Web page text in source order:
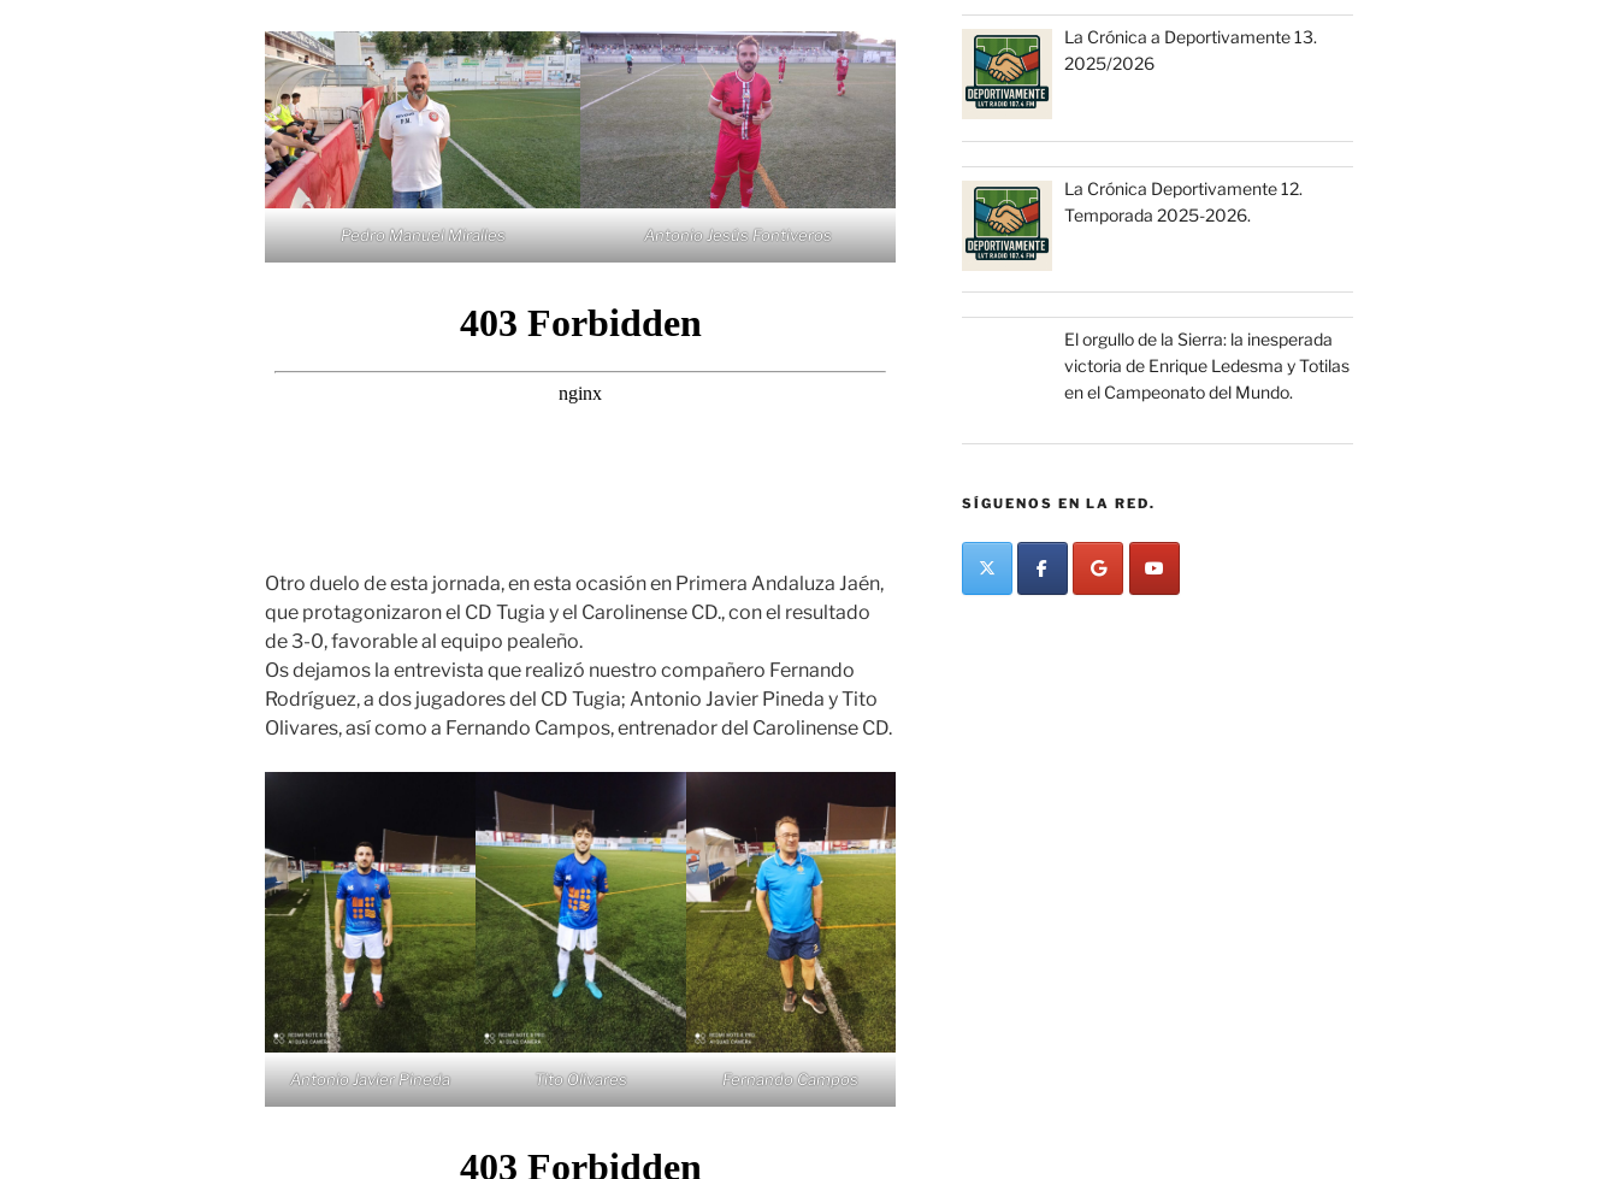
Pedro Manuel Miralles Antonio Jesús Fontiveros
Otro duelo de esta jornada, en esta ocasión en Primera Andaluza Jaén,
que protagonizaron el CD Tugia y el Carolinense CD., con el resultado
de 3-0, favorable al equipo pealeño.
Os dejamos la entrevista que realizó nuestro compañero Fernando
Rodríguez, a dos jugadores del CD Tugia; Antonio Javier Pineda y Tito
Olivares, así como a Fernando Campos, entrenador del Carolinense CD.
Antonio Javier Pineda Tito Olivares Fernando Campos
La Crónica a Deportivamente 13.
2025/2026
La Crónica Deportivamente 12.
Temporada 2025-2026.
El orgullo de la Sierra: la inesperada
victoria de Enrique Ledesma y Totilas
en el Campeonato del Mundo.
SÍGUENOS EN LA RED.